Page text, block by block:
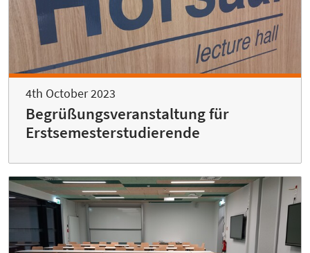
4th October 2023
Begrüßungsveranstaltung für
Erstsemesterstudierende